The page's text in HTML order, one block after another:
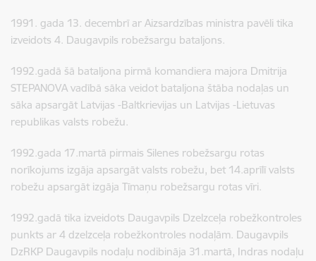
1991. gada 13. decembrī ar Aizsardzības ministra pavēli tika
izveidots 4. Daugavpils robežsargu bataljons.
1992.gadā šā bataljona pirmā komandiera majora Dmitrija
STEPANOVA vadībā sāka veidot bataljona štāba nodaļas un
sāka apsargāt Latvijas -Baltkrievijas un Latvijas -Lietuvas
republikas valsts robežu.
1992.gada 17.martā pirmais Silenes robežsargu rotas
norīkojums izgāja apsargāt valsts robežu, bet 14.aprīlī valsts
robežu apsargāt izgāja Tīmaņu robežsargu rotas vīri.
1992.gadā tika izveidots Daugavpils Dzelzceļa robežkontroles
punkts ar 4 dzelzceļa robežkontroles nodaļām. Daugavpils
DzRKP Daugavpils nodaļu nodibināja 31.martā, Indras nodaļu